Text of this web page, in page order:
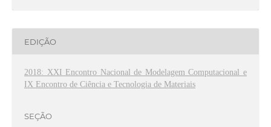
EDIÇÃO
2018: XXI Encontro Nacional de Modelagem Computacional e
IX Encontro de Ciência e Tecnologia de Materiais
SEÇÃO